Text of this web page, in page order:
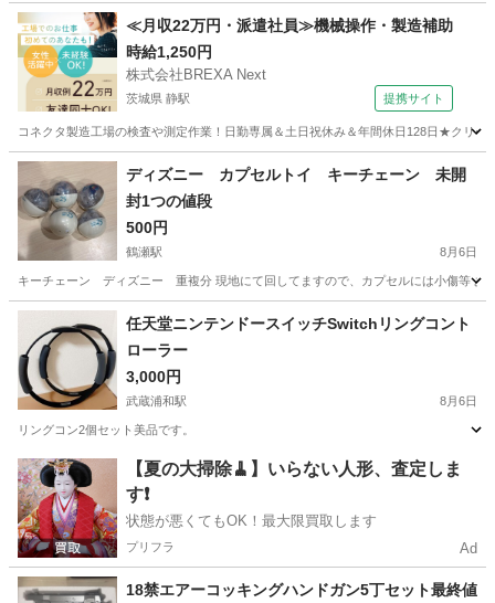
埼玉 川口市 戸塚安行駅 おもちゃ パウパト
≪月収22万円・派遣社員≫機械操作・製造補助
時給1,250円
株式会社BREXA Next
茨城県 静駅 提携サイト
コネクタ製造工場の検査や測定作業！日勤専属＆土日祝休み＆年間休日128日★クリ
茨城 常陸大宮市 静駅 その他
ディズニー カプセルトイ キーチェーン 未開
封1つの値段
500円
鶴瀬駅 8月6日
キーチェーン ディズニー 重複分 現地にて回してますので、カプセルには小傷等 あ
埼玉 入間郡 鶴瀬駅 おもちゃ
任天堂ニンテンドースイッチSwitchリングコント
ローラー
3,000円
武蔵浦和駅 8月6日
リングコン2個セット美品です。
埼玉 さいたま市 武蔵浦和駅 テレビゲーム
ニンテンドースイッチ
【夏の大掃除🧹】いらない人形、査定しま
す❗️
状態が悪くてもOK！最大限買取します
プリフラ Ad
18禁エアーコッキングハンドガン5丁セット最終値